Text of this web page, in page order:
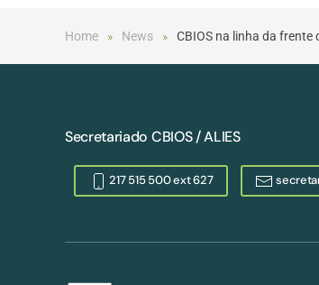
Home News CBIOS na linha da
Secretariado CBIOS / ALIES
217 515 500 ext 627